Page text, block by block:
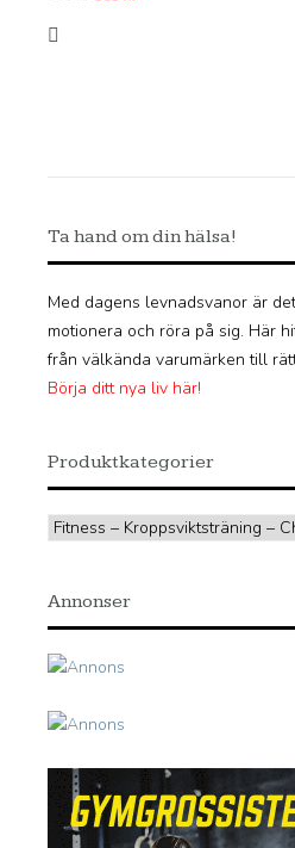
Ta hand om din hälsa!
Med dagens levnadsvanor är
motionera och röra på sig. Här
från välkända varumärken till
Börja ditt nya liv här!
Produktkategorier
Annonser